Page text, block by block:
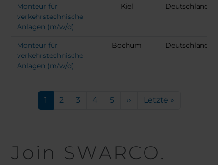
Monteur für
verkehrstechnische
Anlagen (m/w/d)
Kiel Deutschland
Monteur für
verkehrstechnische
Anlagen (m/w/d)
Bochum Deutschland
Seitennummerierung
Aktuelle Seite
1 Seite
2 Seite
3 Seite
4 Seite
5 Nächste Seite
›› Letzte Seite
Letzte »
Join SWARCO.